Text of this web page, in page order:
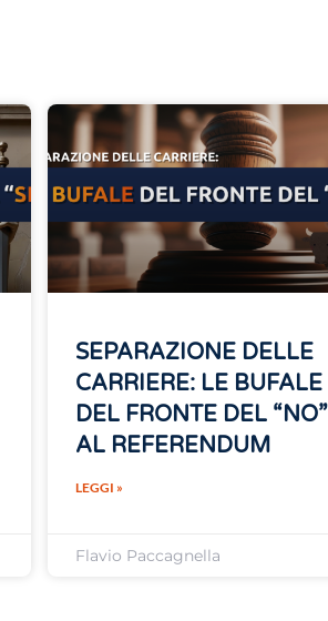
SEPARAZIONE DELLE
CARRIERE: LE BUFALE
DEL FRONTE DEL “NO”
AL REFERENDUM
LEGGI »
Flavio Paccagnella